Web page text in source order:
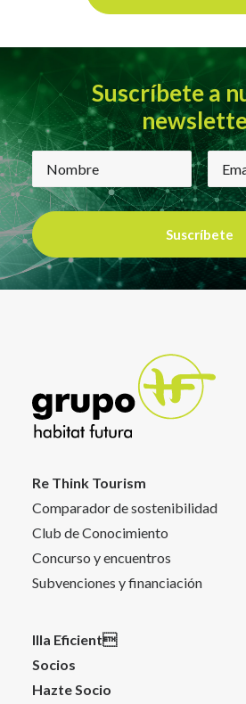
Suscríbete a
Re Think Tourism
Comparador de sostenibilidad
Club de Conocimiento
Concurso y encuentros
Subvenciones y financiación
Illa Eficient
Socios
Hazte Socio